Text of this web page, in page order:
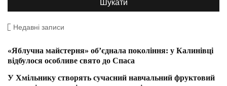
Недавні записи
«Яблучна майстерня» об’єднала покоління: у Калинівці
відбулося особливе свято до Спаса
У Хмільнику створять сучасний навчальний фруктовий